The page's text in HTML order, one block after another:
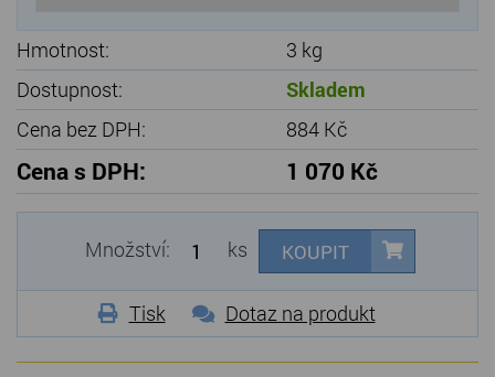
Hmotnost:
3 kg
Dostupnost:
Skladem
Cena bez DPH:
884 Kč
Cena s DPH: 1 070 Kč
Množství: ks KOUPIT
Tisk Dotaz na produkt